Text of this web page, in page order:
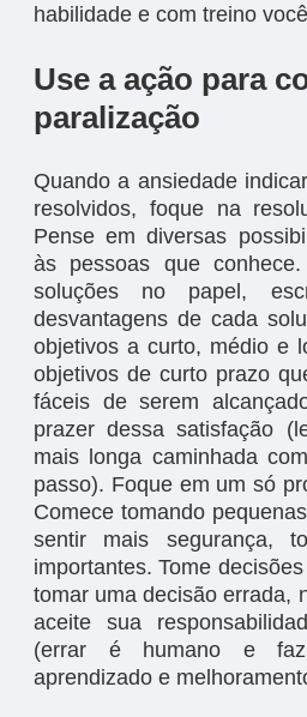
habilidade e com treino
Use a ação para
paralização
Quando a ansiedade
resolvidos, foque na
Pense em diversas
às pessoas que
soluções no papel,
desvantagens de cada
objetivos a curto, médio e
objetivos de curto prazo
fáceis de serem
prazer dessa satisfação
mais longa caminhada
passo). Foque em um só
Comece tomando
sentir mais segurança,
importantes. Tome
tomar uma decisão errada,
aceite sua
(errar é humano e
aprendizado e